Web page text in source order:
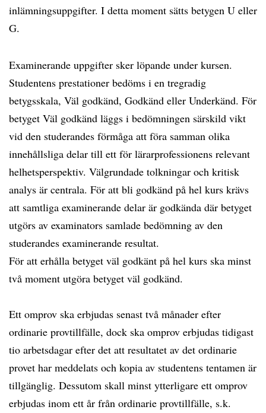
inlämningsuppgifter. I detta moment sätts betygen U eller
G.
Examinerande uppgifter sker löpande under kursen.
Studentens prestationer bedöms i en tregradig
betygsskala, Väl godkänd, Godkänd eller Underkänd. För
betyget Väl godkänd läggs i bedömningen särskild vikt
vid den studerandes förmåga att föra samman olika
innehållsliga delar till ett för lärarprofessionens relevant
helhetsperspektiv. Välgrundade tolkningar och kritisk
analys är centrala. För att bli godkänd på hel kurs krävs
att samtliga examinerande delar är godkända där betyget
utgörs av examinators samlade bedömning av den
studerandes examinerande resultat.
För att erhålla betyget väl godkänt på hel kurs ska minst
två moment utgöra betyget väl godkänd.
Ett omprov ska erbjudas senast två månader efter
ordinarie provtillfälle, dock ska omprov erbjudas tidigast
tio arbetsdagar efter det att resultatet av det ordinarie
provet har meddelats och kopia av studentens tentamen är
tillgänglig. Dessutom skall minst ytterligare ett omprov
erbjudas inom ett år från ordinarie provtillfälle, s.k.